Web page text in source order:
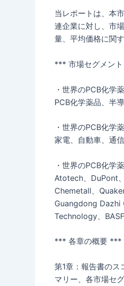
当レポートは、本
連企業に対し、市
量、平均価格に関
*** 市場セグメン
・世界のPCB化学
PCB化学薬品、半
・世界のPCB化学
家電、自動車、通
・世界のPCB化学
Atotech、DuPont
Chemetall、
Guangdong Dazhi
Technology、
*** 各章の概要 ***
第1章：報告書のス
マリー、各市場セ